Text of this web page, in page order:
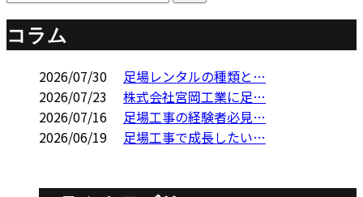
コラム
2026/07/30
足場レンタルの種類と…
2026/07/23
株式会社宮岡工業に足…
2026/07/16
足場工事の経験者必見…
2026/06/19
足場工事で成長したい…